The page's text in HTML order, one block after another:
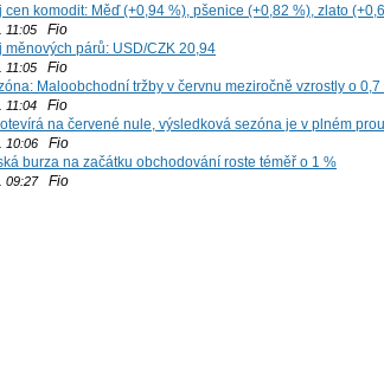
cen komodit: Měď (+0,94 %), pšenice (+0,82 %), zlato
11:05 Fio
měnových párů: USD/CZK 20,94
11:05 Fio
Maloobchodní tržby v červnu meziročně vzrostly o
11:04 Fio
na červené nule, výsledková sezóna je v plném
10:06 Fio
burza na začátku obchodování roste téměř o 1 %
09:27Fio